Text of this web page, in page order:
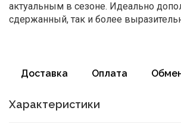
актуальным в сезоне. Идеально
сдержанный, так и более
Доставка Оплата
Характеристики